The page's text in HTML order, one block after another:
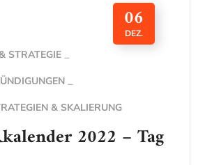
06
DEZ.
STRATEGIE
& SKALIERUNG
2022 – Tag